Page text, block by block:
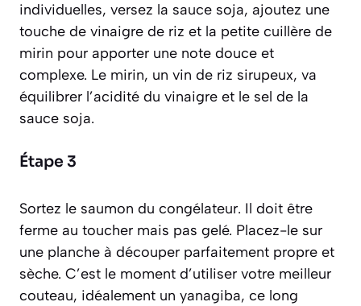
individuelles, versez la sauce soja, ajoutez une
touche de vinaigre de riz et la petite cuillère de
mirin pour apporter une note douce et
complexe. Le mirin, un vin de riz sirupeux, va
équilibrer l’acidité du vinaigre et le sel de la
sauce soja.
Étape 3
Sortez le saumon du congélateur. Il doit être
ferme au toucher mais pas gelé. Placez-le sur
une planche à découper parfaitement propre et
sèche. C’est le moment d’utiliser votre meilleur
couteau, idéalement un yanagiba, ce long